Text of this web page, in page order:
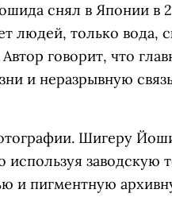
снял в Японии в
людей, только вода,
говорит, что
и неразрывную
Шигеру
заводскую
и пигментную